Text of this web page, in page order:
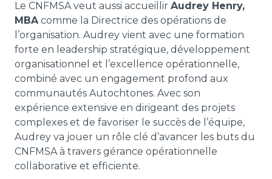
Le CNFMSA veut aussi accueillir Audrey Henry,
MBAcomme la Directrice des opérations de
l’organisation. Audrey vient avec une formation
forte en leadership stratégique, développement
organisationnel et l’excellence opérationnelle,
combiné avec un engagement profond aux
communautés Autochtones. Avec son
expérience extensive en dirigeant des projets
complexes et de favoriser le succès de l’équipe,
Audrey va jouer un rôle clé d’avancer les buts du
CNFMSA à travers gérance opérationnelle
collaborative et efficiente.